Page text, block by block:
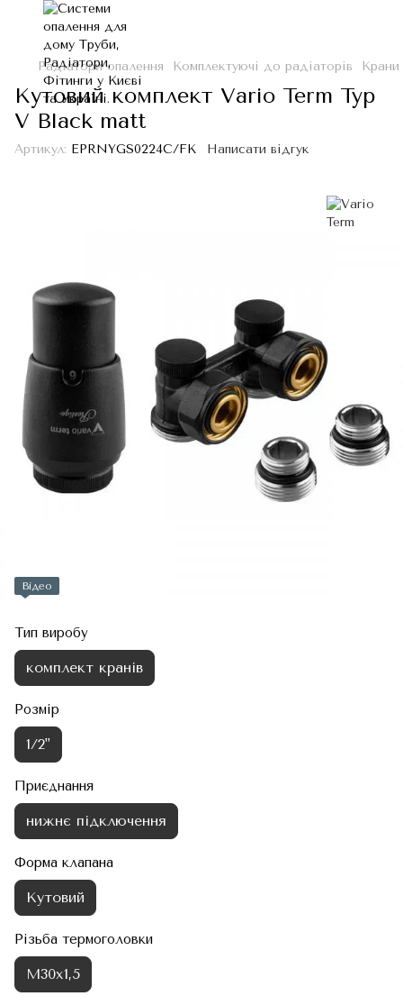
Радіатори опалення Комплектуючі до радіаторів
Кутовий комплект Vario Term Typ
V Black matt
Артикул: EPRNYGS0224C/FK Написати відгук
Відео
Тип виробу
комплект кранів
Розмір
1/2"
Приєднання
нижнє підключення
Форма клапана
Кутовий
Різьба термоголовки
М30х1,5